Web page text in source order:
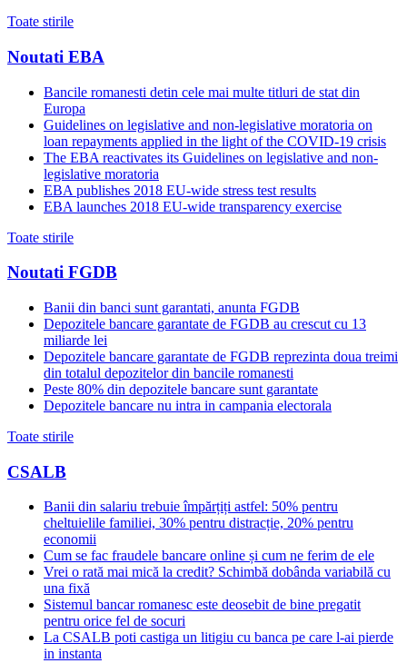
Toate stirile
Noutati EBA
Bancile romanesti detin cele mai multe titluri de stat din
Europa
Guidelines on legislative and non-legislative moratoria on
loan repayments applied in the light of the COVID-19 crisis
The EBA reactivates its Guidelines on legislative and non-
legislative moratoria
EBA publishes 2018 EU-wide stress test results
EBA launches 2018 EU-wide transparency exercise
Toate stirile
Noutati FGDB
Banii din banci sunt garantati, anunta FGDB
Depozitele bancare garantate de FGDB au crescut cu 13
miliarde lei
Depozitele bancare garantate de FGDB reprezinta doua treimi
din totalul depozitelor din bancile romanesti
Peste 80% din depozitele bancare sunt garantate
Depozitele bancare nu intra in campania electorala
Toate stirile
CSALB
Banii din salariu trebuie împărțiți astfel: 50% pentru
cheltuielile familiei, 30% pentru distracție, 20% pentru
economii
Cum se fac fraudele bancare online și cum ne ferim de ele
Vrei o rată mai mică la credit? Schimbă dobânda variabilă cu
una fixă
Sistemul bancar romanesc este deosebit de bine pregatit
pentru orice fel de socuri
La CSALB poti castiga un litigiu cu banca pe care l-ai pierde
in instanta